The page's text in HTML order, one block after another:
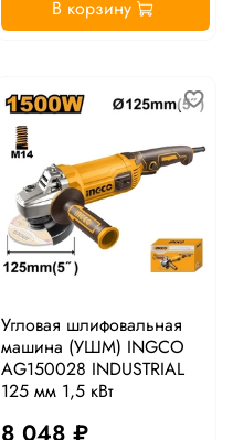
В корзину
Угловая шлифовальная
машина (УШМ) INGCO
AG150028 INDUSTRIAL
125 мм 1,5 кВт
8 048 ₽